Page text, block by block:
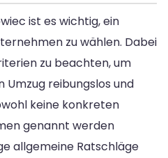
ist es wichtig, ein
zu wählen. Dabei
zu beachten, um
Umzug reibungslos und
keine konkreten
genannt werden
allgemeine Ratschläge